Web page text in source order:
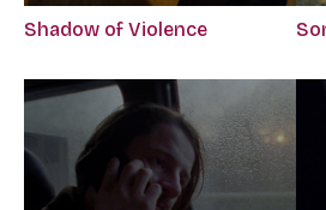
Shadow of Violence